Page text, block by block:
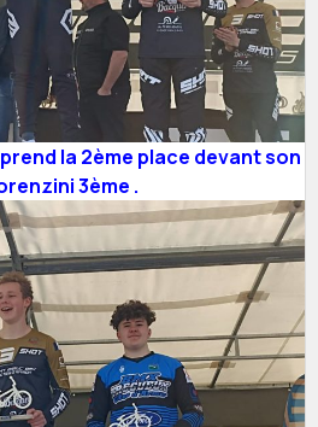
la 2ème place devant son
3ème .